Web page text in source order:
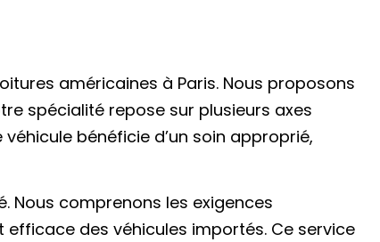
américaines à Paris. Nous proposons
spécialité repose sur plusieurs axes
bénéficie d’un soin approprié,
Nous comprenons les exigences
des véhicules importés. Ce service